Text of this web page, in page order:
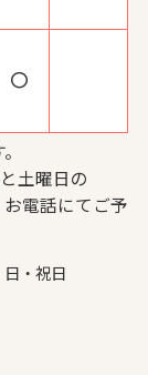
土曜日の
お電話にてご予
・祝日